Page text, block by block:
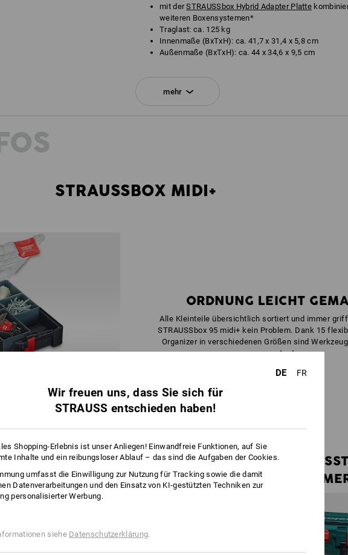
mit derSTRAUSSbox Hybrid Adapter Platte
weiteren Boxensystemen*
Traglast: ca. 125 kg
Innenmaße (BxTxH): ca. 41,7 x 31,4 x 5,8 cm
Außenmaße (BxTxH): ca. 44 x 34,6 x 9,5 cm
Lieferung ohne Inhalt.
mehr
STRAUSSBOX MIDI+
ORDNUNG LEICHT
Alle Kleinteile übersichtlich sortiert und immer
STRAUSSbox 95 midi+ kein Problem. Dank 15
Organizer in verschiedenen Größen sind
verstaut.
IMMER
GUTE VERBINDUNG
PASST
DE FR
Wir freuen uns, dass Sie sich für
STRAUSS entschieden haben!
Shopping-Erlebnis ist unser Anliegen! Einwandfreie Funktionen, auf Sie
Inhalte und ein reibungsloser Ablauf – das sind die Aufgaben der Cookies.
umfasst die Einwilligung zur Nutzung für Tracking sowie die damit
Datenverarbeitungen und den Einsatz von KI-gestützten Techniken zur
personalisierter Werbung.
siehe Datenschutzerklärung.